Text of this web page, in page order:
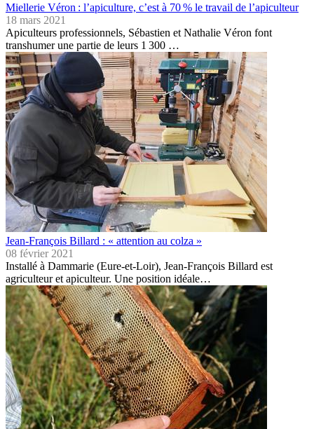
Miellerie Véron : l’apiculture, c’est à 70 % le travail de l’apiculteur
18 mars 2021
Apiculteurs professionnels, Sébastien et Nathalie Véron font
transhumer une partie de leurs 1 300 …
Jean-François Billard : « attention au colza »
08 février 2021
Installé à Dammarie (Eure-et-Loir), Jean-François Billard est
agriculteur et apiculteur. Une position idéale…